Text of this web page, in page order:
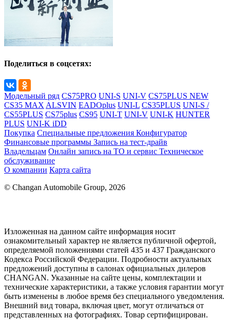
Поделиться в соцсетях:
Модельный ряд CS75PRO UNI-S UNI-V CS75PLUS NEW
CS35 MAX ALSVIN EADOplus UNI-L CS35PLUS UNI-S /
CS55PLUS CS75plus CS95 UNI-T UNI-V UNI-K HUNTER
PLUS UNI-K iDD
Покупка Специальные предложения Конфигуратор
Финансовые программы Запись на тест-драйв
Владельцам Онлайн запись на ТО и сервис Техническое
обслуживание
О компании Карта сайта
© Changan Automobile Group, 2026
Изложенная на данном сайте информация носит
ознакомительный характер не является публичной офертой,
определяемой положениями статей 435 и 437 Гражданского
Кодекса Российской Федерации. Подробности актуальных
предложений доступны в салонах официальных дилеров
CHANGAN. Указанные на сайте цены, комплектации и
технические характеристики, а также условия гарантии могут
быть изменены в любое время без специального уведомления.
Внешний вид товара, включая цвет, могут отличаться от
представленных на фотографиях. Товар сертифицирован.